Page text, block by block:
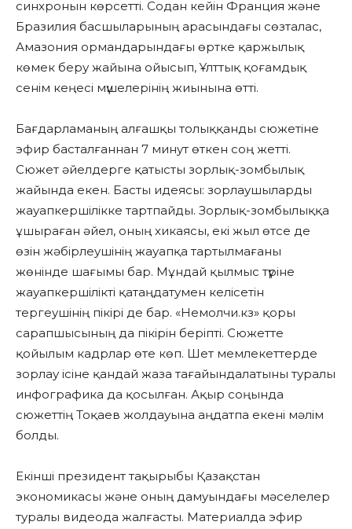
синхронын көрсетті. Содан кейін Франция және
Бразилия басшыларының арасындағы сөзталас,
Амазония ормандарындағы өртке қаржылық
көмек беру жайына ойысып, Ұлттық қоғамдық
сенім кеңесі мүшелерінің жиынына өтті.
Бағдарламаның алғашқы толыққанды сюжетіне
эфир басталғаннан 7 минут өткен соң жетті.
Сюжет әйелдерге қатысты зорлық-зомбылық
жайында екен. Басты идеясы: зорлаушыларды
жауапкершілікке тартпайды. Зорлық-зомбылыққа
ұшыраған әйел, оның хикаясы, екі жыл өтсе де
өзін жәбірлеушінің жауапқа тартылмағаны
жөнінде шағымы бар. Мұндай қылмыс түріне
жауапкершілікті қатаңдатумен келісетін
тергеушінің пікірі де бар. «Немолчи.кз» қоры
сарапшысының да пікірін беріпті. Сюжетте
қойылым кадрлар өте көп. Шет мемлекеттерде
зорлау ісіне қандай жаза тағайындалатыны туралы
инфографика да қосылған. Ақыр соңында
сюжеттің Тоқаев жолдауына аңдатпа екені мәлім
болды.
Екінші президент тақырыбы Қазақстан
экономикасы және оның дамуындағы мәселелер
туралы видеода жалғасты. Материалда эфир